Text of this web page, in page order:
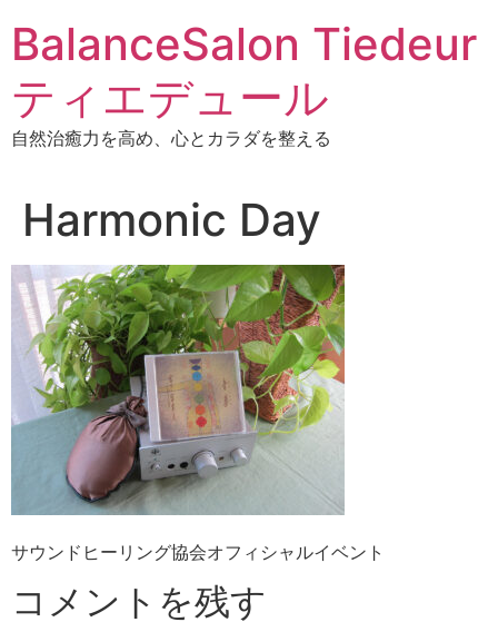
BalanceSalon Tiedeur
ティエデュール
自然治癒力を高め、心とカラダを整える
Harmonic Day
サウンドヒーリング協会オフィシャルイベント
コメントを残す